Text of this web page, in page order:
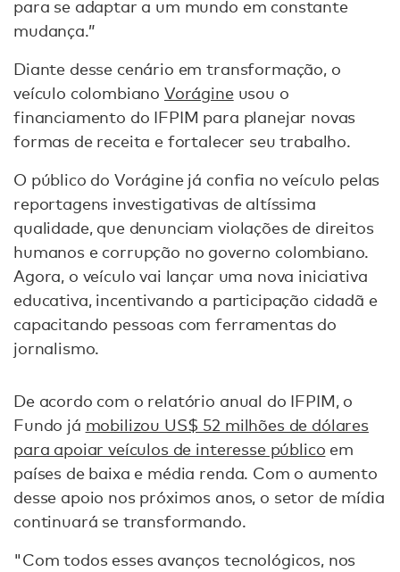
para se adaptar a um mundo em constante
mudança.”
Diante desse cenário em transformação, o
veículo colombiano Vorágineusou o
financiamento do IFPIM para planejar novas
formas de receita e fortalecer seu trabalho.
O público do Vorágine já confia no veículo pelas
reportagens investigativas de altíssima
qualidade, que denunciam violações de direitos
humanos e corrupção no governo colombiano.
Agora, o veículo vai lançar uma nova iniciativa
educativa, incentivando a participação cidadã e
capacitando pessoas com ferramentas do
jornalismo.
De acordo com o relatório anual do IFPIM, o
Fundo já mobilizou US$ 52 milhões de dólares
para apoiar veículos de interesse público em
países de baixa e média renda. Com o aumento
desse apoio nos próximos anos, o setor de mídia
continuará se transformando.
"Com todos esses avanços tecnológicos, nos